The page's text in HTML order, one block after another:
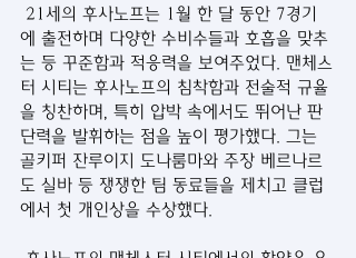
에 출전하며 다양한 수비수들과 호흡을 맞추
는 등 꾸준함과 적응력을 보여주었다. 맨체스
터 시티는 후사노프의 침착함과 전술적 규율
을 칭찬하며, 특히 압박 속에서도 뛰어난 판
단력을 발휘하는 점을 높이 평가했다. 그는
골키퍼 잔루이지 도나룸마와 주장 베르나르
도 실바 등 쟁쟁한 팀 동료들을 제치고 클럽
에서 첫 개인상을 수상했다.